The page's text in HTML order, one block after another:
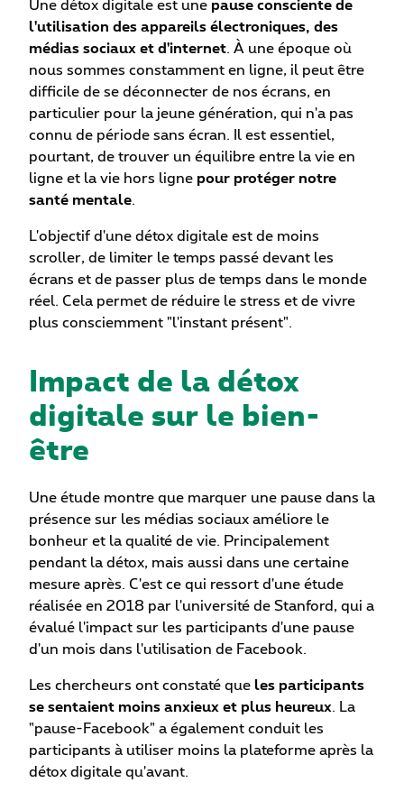
Une détox digitale est une pause consciente de
l'utilisation des appareils électroniques, des
médias sociaux et d'internet. À une époque où
nous sommes constamment en ligne, il peut être
difficile de se déconnecter de nos écrans, en
particulier pour la jeune génération, qui n'a pas
connu de période sans écran. Il est essentiel,
pourtant, de trouver un équilibre entre la vie en
ligne et la vie hors ligne pour protéger notre
santé mentale.
L'objectif d'une détox digitale est de moins
scroller, de limiter le temps passé devant les
écrans et de passer plus de temps dans le monde
réel. Cela permet de réduire le stress et de vivre
plus consciemment "l'instant présent".
Impact de la détox
digitale sur le bien-
être
Une étude montre que marquer une pause dans la
présence sur les médias sociaux améliore le
bonheur et la qualité de vie. Principalement
pendant la détox, mais aussi dans une certaine
mesure après. C'est ce qui ressort d'une étude
réalisée en 2018 par l'université de Stanford, qui a
évalué l'impact sur les participants d'une pause
d'un mois dans l'utilisation de Facebook.
Les chercheurs ont constaté que les participants
se sentaient moins anxieux et plus heureux. La
"pause-Facebook" a également conduit les
participants à utiliser moins la plateforme après la
détox digitale qu'avant.